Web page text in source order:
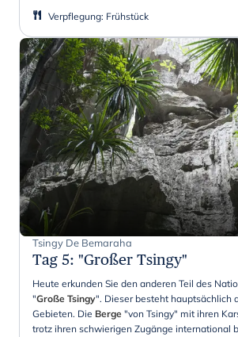
Verpflegung: Frühstück
Tsingy De Bemaraha
Tag 5: "Großer Tsingy"
Heute erkunden Sie den anderen Teil des
"Große Tsingy". Dieser besteht hauptsächlich
Gebieten. Die Berge "von Tsingy" mit ihren
trotz ihren schwierigen Zugänge international